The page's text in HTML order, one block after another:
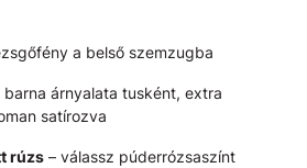
a belső szemzugba
barna árnyalata tusként, extra
satírozva
rúzs – válassz púderrózsaszínt